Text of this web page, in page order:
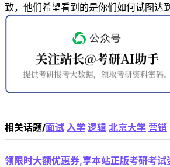
致，他们希望看到的是你们如何试图达
相关话题/面试 入学 逻辑 北京大学 营销
领限时大额优惠券,享本站正版考研考试